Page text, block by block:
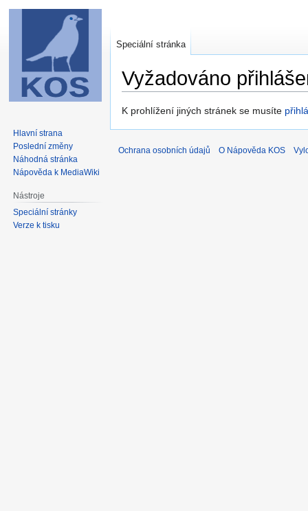
Vyžadováno
Skočit
Skočit
K prohlížení jiných stránek se musíte
Speciální stránka
Hlavní strana
Poslední změny
Náhodná stránka
Nápověda k MediaWiki
Nástroje
Speciální stránky
Verze k tisku
Ochrana osobních údajů O Nápověda KOS